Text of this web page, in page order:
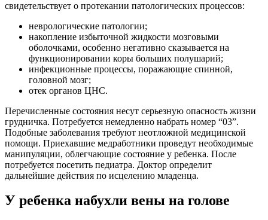
свидетельствует о протекании патологических процессов:
неврологические патологии;
накопление избыточной жидкости мозговыми
оболочками, особенно негативно сказывается на
функционировании коры больших полушарий;
инфекционные процессы, поражающие спинной,
головной мозг;
отек органов ЦНС.
Перечисленные состояния несут серьезную опасность жизни
грудничка. Потребуется немедленно набрать номер “03”.
Подобные заболевания требуют неотложной медицинской
помощи. Приехавшие медработники проведут необходимые
манипуляции, облегчающие состояние у ребенка. После
потребуется посетить педиатра. Доктор определит
дальнейшие действия по исцелению младенца.
У ребенка набухли вены на голове